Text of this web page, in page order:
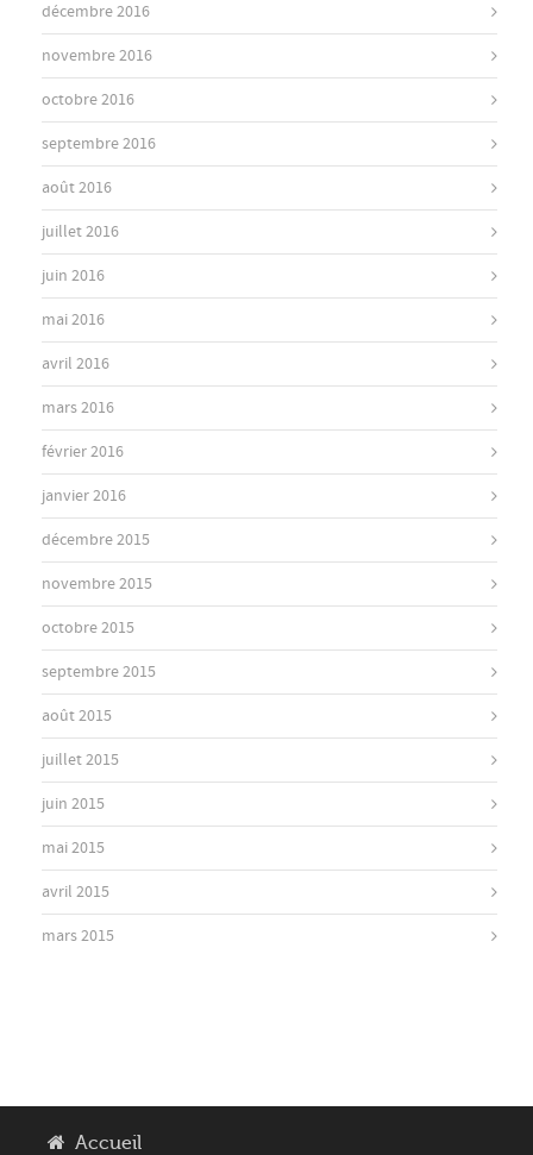
décembre 2016
novembre 2016
octobre 2016
septembre 2016
août 2016
juillet 2016
juin 2016
mai 2016
avril 2016
mars 2016
février 2016
janvier 2016
décembre 2015
novembre 2015
octobre 2015
septembre 2015
août 2015
juillet 2015
juin 2015
mai 2015
avril 2015
mars 2015
Accueil